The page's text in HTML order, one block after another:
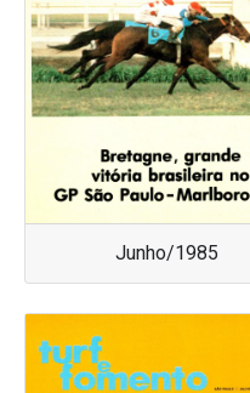
Junho/1985